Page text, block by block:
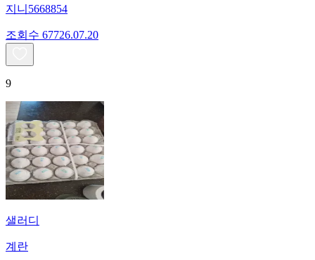
지니5668854
조회수 67726.07.20
9
샐러디
계란